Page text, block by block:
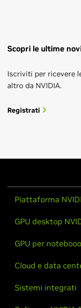
Scopri le ultime
Iscriviti per ricevere
altro da NVIDIA.
Registrati
Piattaforma
GPU desktop
GPU per
Cloud e data
Sistemi integrati